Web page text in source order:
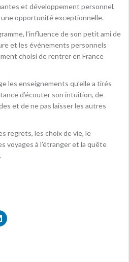
et développement personnel,
opportunité exceptionnelle.
l’influence de son petit ami de
et les événements personnels
choisi de rentrer en France
les enseignements qu’elle a tirés
d’écouter son intuition, de
et de ne pas laisser les autres
regrets, les choix de vie, le
voyages à l’étranger et la quête